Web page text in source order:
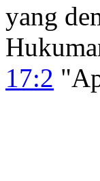
yang
17:2